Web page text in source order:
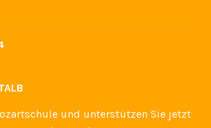
und unterstützen Sie jetzt